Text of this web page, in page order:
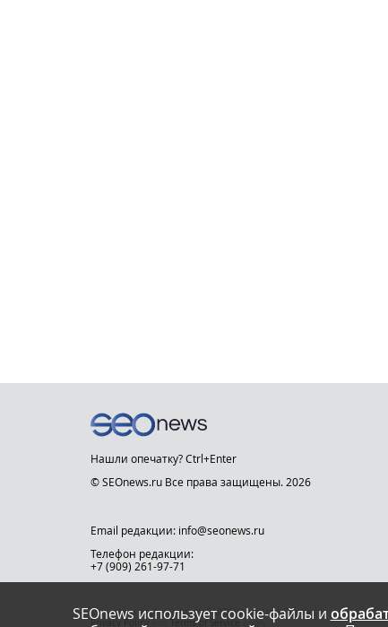
SEOnews использует cookie-файлы и
Нашли опечатку? Ctrl+Enter
© SEOnews.ru Все права защищены. 2026
Email редакции: info@seonews.ru
Телефон редакции:
+7 (909) 261-97-71
This site is protected by reCAPTCHA and the Google
Privacy Policyand Terms of Serviceapply.